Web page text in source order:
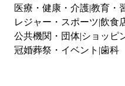
医療・健康・介護教育・
レジャー・スポーツ 飲食
公共機関・団体 ショッピ
冠婚葬祭・イベント 歯科